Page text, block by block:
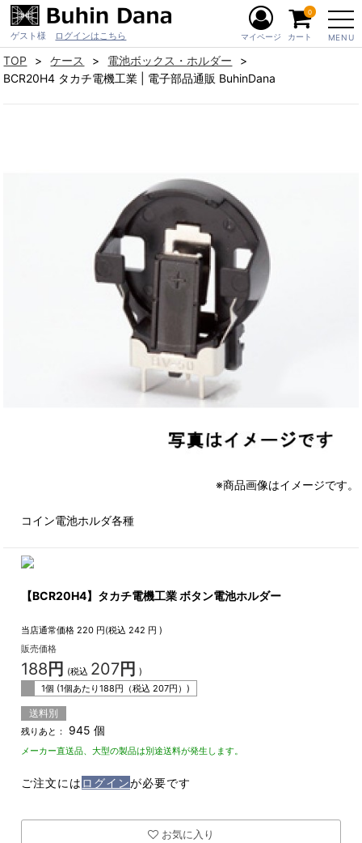
ゲスト様 ログインはこちら MENU
マイページ カート
0
TOP ケース
電池ボックス・ホルダー
BCR20H4 タカチ電機工業 | 電子部品通販 BuhinDana
※商品画像はイメージです。
コイン電池ホルダ各種
【BCR20H4】タカチ電機工業 ボタン電池ホルダー
当店通常価格 220 円(税込 242 円 )
販売価格
188 円 (税込 207円 )
1個 (1個あたり188円（税込 207円）)
送料別
残りあと： 945 個
メーカー直送品、大型の製品は別途送料が発生します。
ご注文には ログインが必要です
お気に入り